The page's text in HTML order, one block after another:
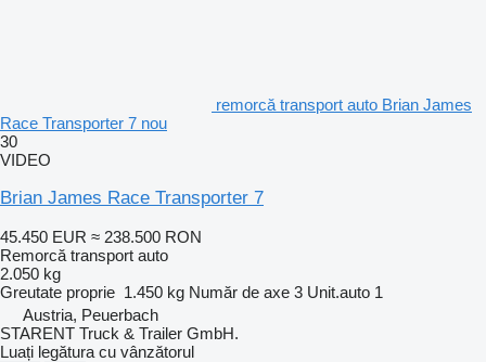
remorcă transport auto Brian James
Race Transporter 7 nou
30
VIDEO
Brian James Race Transporter 7
45.450 EUR ≈ 238.500 RON
Remorcă transport auto
2.050 kg
Greutate proprie 1.450 kg Număr de axe 3 Unit.auto 1
Austria, Peuerbach
STARENT Truck & Trailer GmbH.
Luați legătura cu vânzătorul